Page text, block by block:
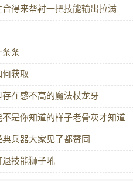
得来帮衬一把技能输出拉满
条条
获取
在感不高的魔法杖龙牙
是你知道的样子老骨灰才知道
兵器大家见了都赞同
技能狮子吼